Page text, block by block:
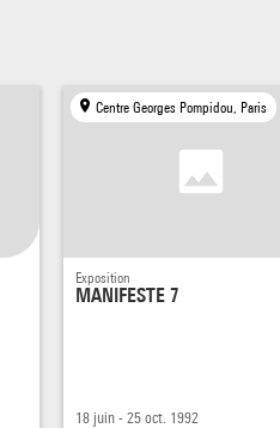
Centre Georges Pompidou, Paris
Exposition
MANIFESTE 7
18 juin - 25 oct. 1992